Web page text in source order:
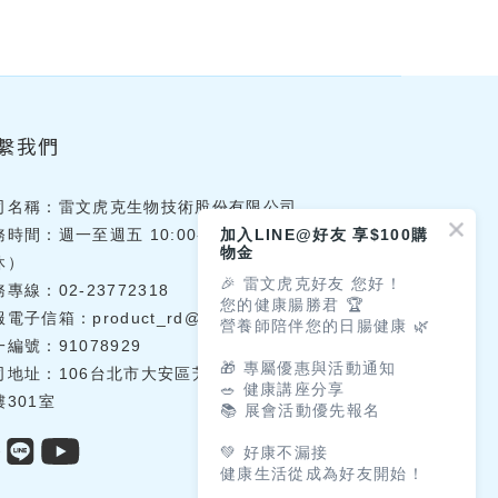
我們
名稱：雷文虎克生物技術股份有限公司
時間：週一至週五 10:00-18:00（國定假日
專線：02-23772318
電子信箱： product_rd@lwhklab.com.tw
編號：91078929
地址：106台北市大安區芳蘭路71號環境研究
301室
加入LINE@好友 享$100購
物金
🎉 雷文虎克好友 您好！
您的健康腸勝君 🏆
營養師陪伴您的日腸健康 🌿
🎁 專屬優惠與活動通知
🥗 健康講座分享
📚 展會活動優先報名
💚 好康不漏接
健康生活從成為好友開始！